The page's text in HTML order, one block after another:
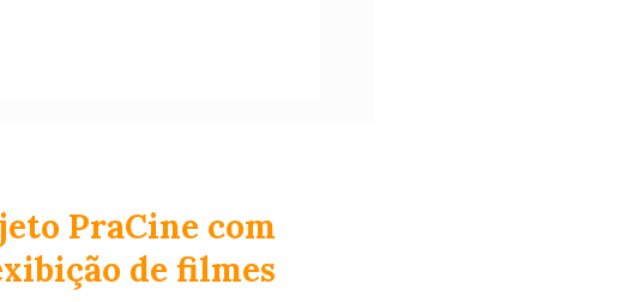
PraCine com
de filmes